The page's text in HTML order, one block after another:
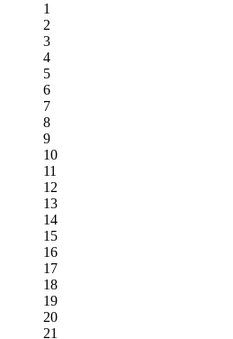
1
2
3
4
5
6
7
8
9
10
11
12
13
14
15
16
17
18
19
20
21